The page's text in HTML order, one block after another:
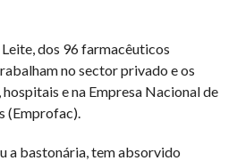
dos 96 farmacêuticos
no sector privado e os
e na Empresa Nacional de
(Emprofac).
a bastonária, tem absorvido